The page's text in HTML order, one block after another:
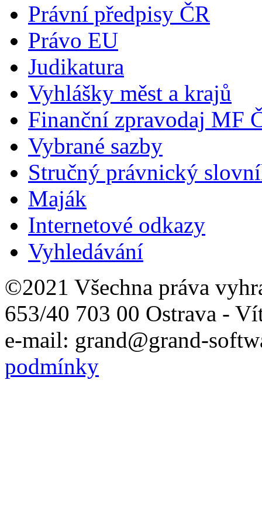
Právní předpisy ČR
Právo EU
Judikatura
Vyhlášky měst a krajů
Finanční zpravodaj MF
Vybrané sazby
Stručný právnický
Maják
Internetové odkazy
Vyhledávání
©2021 Všechna práva
653/40 703 00 Ostrava -
e-mail: grand@grand-
podmínky